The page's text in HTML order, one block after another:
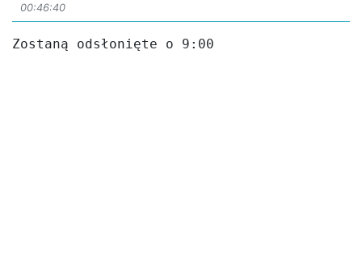
00:46:40
Zostaną odsłonięte o 9:00